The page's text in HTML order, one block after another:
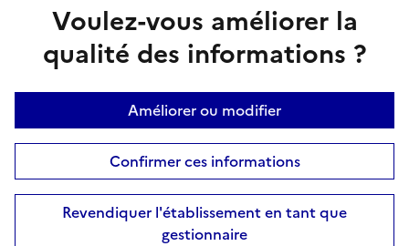
Voulez-vous améliorer la
qualité des informations ?
Améliorer ou modifier
Confirmer ces informations
Revendiquer l'établissement en tant que
gestionnaire